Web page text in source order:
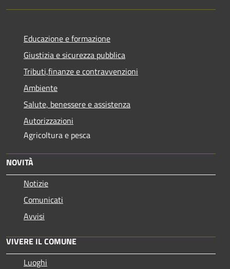
Educazione e formazione
Giustizia e sicurezza pubblica
Tributi,finanze e contravvenzioni
Ambiente
Salute, benessere e assistenza
Autorizzazioni
Agricoltura e pesca
NOVITÀ
Notizie
Comunicati
Avvisi
VIVERE IL COMUNE
Luoghi